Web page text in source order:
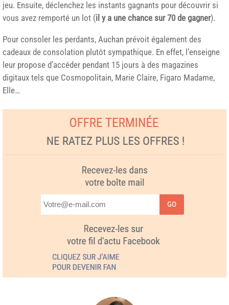
jeu. Ensuite, déclenchez les instants gagnants pour découvrir si
vous avez remporté un lot (il y a une chance sur 70 de gagner).
Pour consoler les perdants, Auchan prévoit également des
cadeaux de consolation plutôt sympathique. En effet, l’enseigne
leur propose d’accéder pendant 15 jours à des magazines
digitaux tels que Cosmopolitain, Marie Claire, Figaro Madame,
Elle…
GO